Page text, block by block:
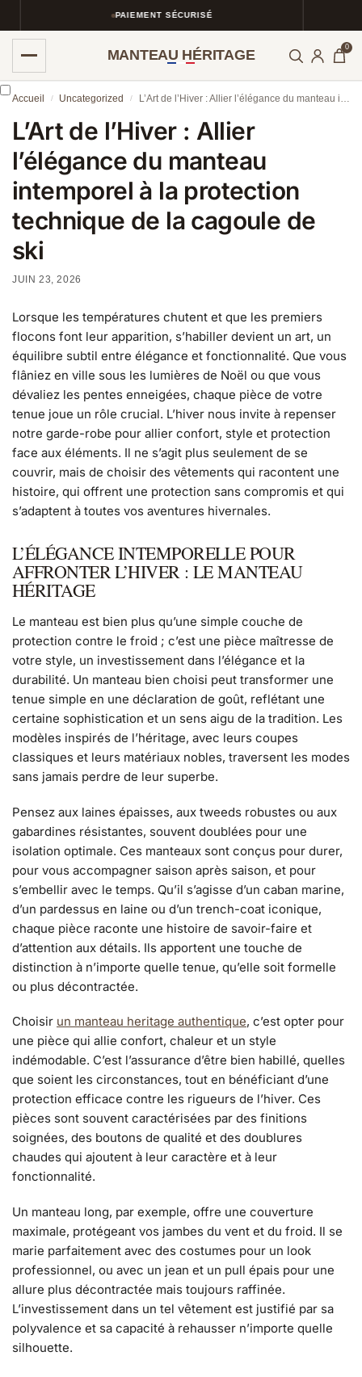
PAIEMENT SÉCURISÉ
MANTEAU HÉRITAGE 0
Accueil / Uncategorized / L’Art de l’Hiver : Allier l’élégance du manteau intemporel à la protection technique de la cagoule de ski
L’Art de l’Hiver : Allier
l’élégance du manteau
intemporel à la protection
technique de la cagoule de
ski
JUIN 23, 2026
Lorsque les températures chutent et que les premiers
flocons font leur apparition, s’habiller devient un art, un
équilibre subtil entre élégance et fonctionnalité. Que vous
flâniez en ville sous les lumières de Noël ou que vous
dévaliez les pentes enneigées, chaque pièce de votre
tenue joue un rôle crucial. L’hiver nous invite à repenser
notre garde-robe pour allier confort, style et protection
face aux éléments. Il ne s’agit plus seulement de se
couvrir, mais de choisir des vêtements qui racontent une
histoire, qui offrent une protection sans compromis et qui
s’adaptent à toutes vos aventures hivernales.
L’ÉLÉGANCE INTEMPORELLE POUR
AFFRONTER L’HIVER : LE MANTEAU
HÉRITAGE
Le manteau est bien plus qu’une simple couche de
protection contre le froid ; c’est une pièce maîtresse de
votre style, un investissement dans l’élégance et la
durabilité. Un manteau bien choisi peut transformer une
tenue simple en une déclaration de goût, reflétant une
certaine sophistication et un sens aigu de la tradition. Les
modèles inspirés de l’héritage, avec leurs coupes
classiques et leurs matériaux nobles, traversent les modes
sans jamais perdre de leur superbe.
Pensez aux laines épaisses, aux tweeds robustes ou aux
gabardines résistantes, souvent doublées pour une
isolation optimale. Ces manteaux sont conçus pour durer,
pour vous accompagner saison après saison, et pour
s’embellir avec le temps. Qu’il s’agisse d’un caban marine,
d’un pardessus en laine ou d’un trench-coat iconique,
chaque pièce raconte une histoire de savoir-faire et
d’attention aux détails. Ils apportent une touche de
distinction à n’importe quelle tenue, qu’elle soit formelle
ou plus décontractée.
Choisir un manteau heritage authentique, c’est opter pour
une pièce qui allie confort, chaleur et un style
indémodable. C’est l’assurance d’être bien habillé, quelles
que soient les circonstances, tout en bénéficiant d’une
protection efficace contre les rigueurs de l’hiver. Ces
pièces sont souvent caractérisées par des finitions
soignées, des boutons de qualité et des doublures
chaudes qui ajoutent à leur caractère et à leur
fonctionnalité.
Un manteau long, par exemple, offre une couverture
maximale, protégeant vos jambes du vent et du froid. Il se
marie parfaitement avec des costumes pour un look
professionnel, ou avec un jean et un pull épais pour une
allure plus décontractée mais toujours raffinée.
L’investissement dans un tel vêtement est justifié par sa
polyvalence et sa capacité à rehausser n’importe quelle
silhouette.